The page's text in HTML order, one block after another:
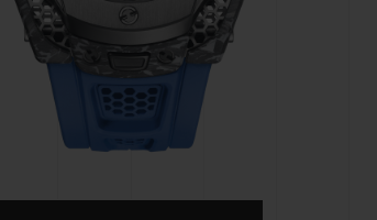
BIG BANG
PEACH CERAMIC
DÉLAI DE LIVRAISON
LIVRAISON ET